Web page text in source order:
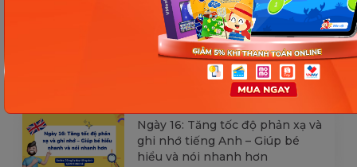
Ngày 17: Bé nhận diện từ nhanh
qua hình ảnh – Chìa khóa giúp
con hiểu ngay không cần dịch
Ngày 16: Tăng tốc độ phản xạ và
ghi nhớ tiếng Anh – Giúp bé
hiểu và nói nhanh hơn